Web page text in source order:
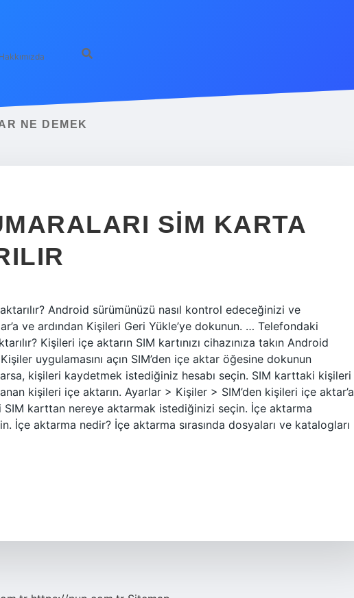
Hakkımızda
NE DEMEK
SIM KARTA
Android sürümünüzü nasıl kontrol edeceğinizi ve
ve ardından Kişileri Geri Yükle’ye dokunun. … Telefondaki
Kişileri içe aktarın SIM kartınızı cihazınıza takın Android
uygulamasını açın SIM’den içe aktar öğesine dokunun
kişileri kaydetmek istediğiniz hesabı seçin. SIM karttaki kişileri
kişileri içe aktarın. Ayarlar > Kişiler > SIM’den kişileri içe aktar’a
karttan nereye aktarmak istediğinizi seçin. İçe aktarma
İçe aktarma nedir? İçe aktarma sırasında dosyaları ve katalogları